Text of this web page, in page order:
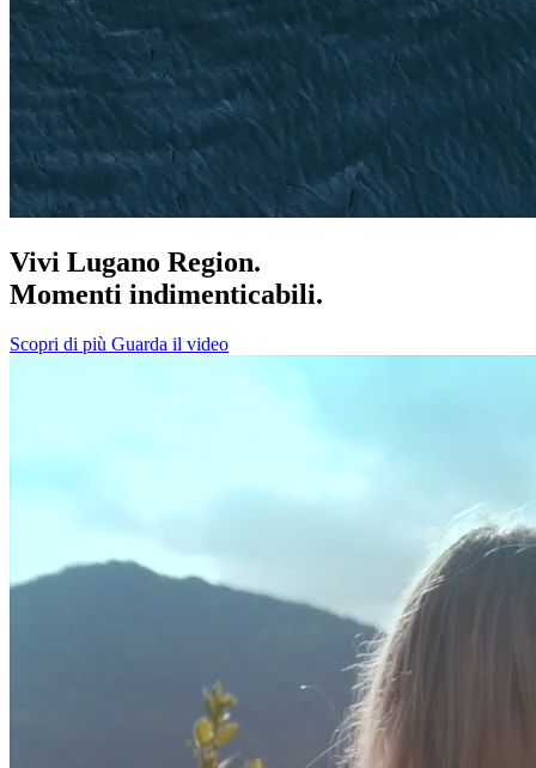
Vivi Lugano Region.
Momenti indimenticabili.
Scopri di più Guarda il video